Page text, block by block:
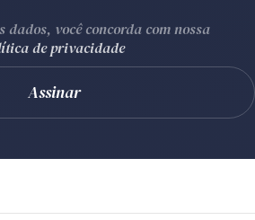
dados, você concorda com nossa
de privacidade